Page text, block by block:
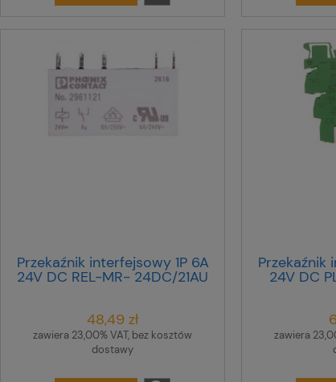
Przekaźnik interfejsowy 1P 6A
24V DC REL-MR- 24DC/21AU
48,49 zł
zawiera 23,00% VAT, bez kosztów
dostawy
Przekaźnik
24V DC
zawiera